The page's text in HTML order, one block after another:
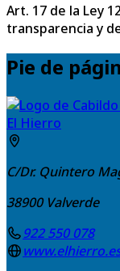
Art. 17 de la Ley
transparencia y
Pie de
El Hierro
C/Dr. Quintero
38900 Valverde
922 550 078